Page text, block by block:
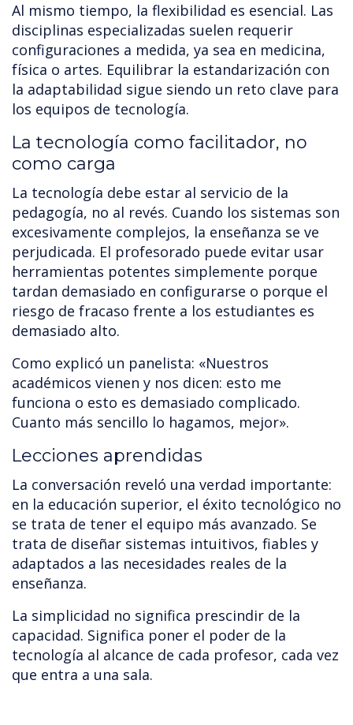
Al mismo tiempo, la flexibilidad es esencial. Las
disciplinas especializadas suelen requerir
configuraciones a medida, ya sea en medicina,
física o artes. Equilibrar la estandarización con
la adaptabilidad sigue siendo un reto clave para
los equipos de tecnología.
La tecnología como facilitador, no
como carga
La tecnología debe estar al servicio de la
pedagogía, no al revés. Cuando los sistemas son
excesivamente complejos, la enseñanza se ve
perjudicada. El profesorado puede evitar usar
herramientas potentes simplemente porque
tardan demasiado en configurarse o porque el
riesgo de fracaso frente a los estudiantes es
demasiado alto.
Como explicó un panelista: «Nuestros
académicos vienen y nos dicen: esto me
funciona o esto es demasiado complicado.
Cuanto más sencillo lo hagamos, mejor».
Lecciones aprendidas
La conversación reveló una verdad importante:
en la educación superior, el éxito tecnológico no
se trata de tener el equipo más avanzado. Se
trata de diseñar sistemas intuitivos, fiables y
adaptados a las necesidades reales de la
enseñanza.
La simplicidad no significa prescindir de la
capacidad. Significa poner el poder de la
tecnología al alcance de cada profesor, cada vez
que entra a una sala.